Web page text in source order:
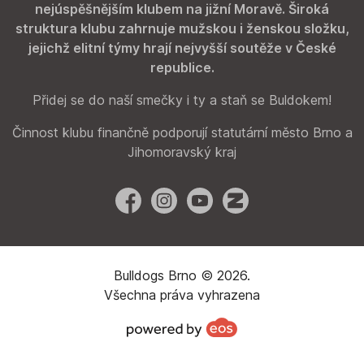
nejúspěšnějším klubem na jižní Moravě. Široká
struktura klubu zahrnuje mužskou i ženskou složku,
jejichž elitní týmy hrají nejvyšší soutěže v České
republice.
Přidej se do naší smečky i ty a staň se Buldokem!
Činnost klubu finančně podporují statutární město Brno a
Jihomoravský kraj
FacebookInstagramYouTubeZonerama
Bulldogs Brno © 2026.
Všechna práva vyhrazena